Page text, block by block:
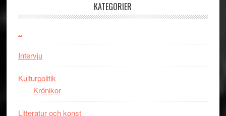
kan
KATEGORIER
..
Intervju
Kulturpolitik
Krönikor
Litteratur och konst